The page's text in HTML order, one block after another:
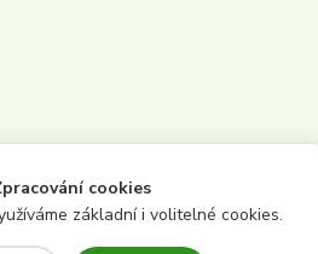
cookies
základní i volitelné cookies.